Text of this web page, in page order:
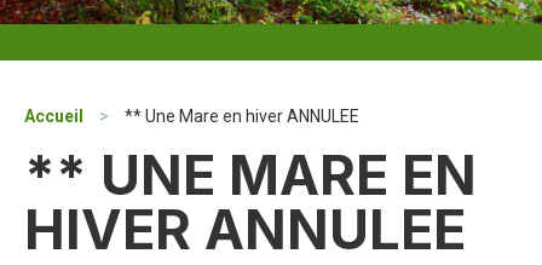
Accueil > ** Une Mare en hiver ANNULEE
** UNE MARE EN
HIVER ANNULEE